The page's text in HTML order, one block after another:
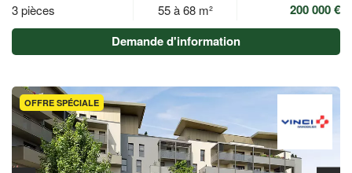
3 pièces 55 à 68 m²
200 000 €
Demande d'information
OFFRE SPÉCIALE